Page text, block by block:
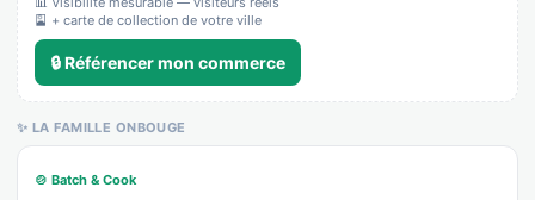
Manteigaria - Fábrica de Pastéis de Nata
Rambuteau
Pâtisserie / chocolaterie
Afficher le n°
🎴 + carte de collection de votre ville
🔒 Référencer mon commerce
✨ LA FAMILLE ONBOUGE
🍲 Batch & Cook